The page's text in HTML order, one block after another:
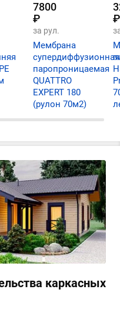
7800
₽
за рул.
Мембрана
супердиффузионная
паропроницаемая
QUATTRO
EXPERT 180
(рулон 70м2)
₽
каркасных